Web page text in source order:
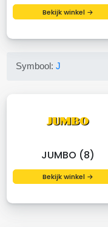
Bekijk winkel →
Symbool:J
JUMBO (8)
Bekijk winkel →